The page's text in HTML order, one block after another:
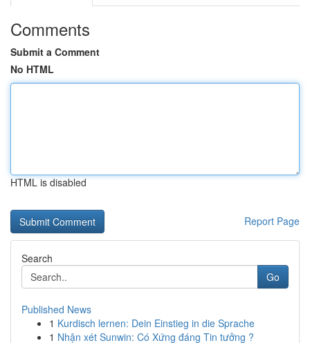
Comments
Submit a Comment
No HTML
HTML is disabled
Report Page
Search
Go
Published News
1 Kurdisch lernen: Dein Einstieg in die Sprache
1 Nhận xét Sunwin: Có Xứng đáng Tin tưởng ?